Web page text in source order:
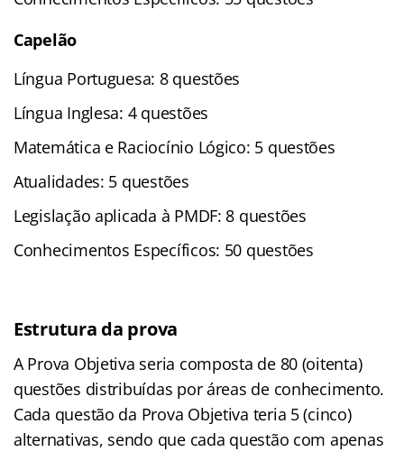
Capelão
Língua Portuguesa: 8 questões
Língua Inglesa: 4 questões
Matemática e Raciocínio Lógico: 5 questões
Atualidades: 5 questões
Legislação aplicada à PMDF: 8 questões
Conhecimentos Específicos: 50 questões
Estrutura da prova
A Prova Objetiva seria composta de 80 (oitenta)
questões distribuídas por áreas de conhecimento.
Cada questão da Prova Objetiva teria 5 (cinco)
alternativas, sendo que cada questão com apenas